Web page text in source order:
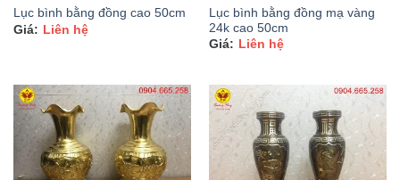
Lục bình bằng đồng cao 50cm
Liên hệ
Lục bình bằng đồng mạ vàng
24k cao 50cm
Liên hệ